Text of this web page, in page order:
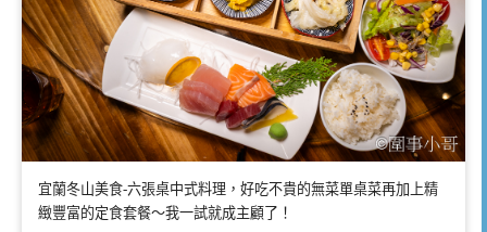
宜蘭冬山美食-六張桌中式料理，好吃不貴的無菜單桌菜再加上精
緻豐富的定食套餐～我一試就成主顧了！